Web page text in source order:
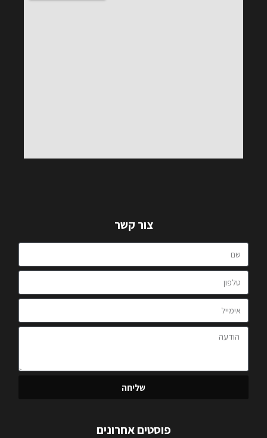
צור קשר
שליחה
פוסטים אחרונים